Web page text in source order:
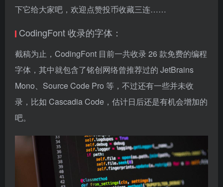
下它给大家吧，欢迎点赞投币收藏三连……
CodingFont 收录的字体：
截稿为止，CodingFont 目前一共收录 26 款免费的编程
字体，其中就包含了铭创网络曾推荐过的 JetBrains
Mono、Source Code Pro 等，不过还有一些并未收
录，比如 Cascadia Code，估计日后还是有机会增加的
吧。